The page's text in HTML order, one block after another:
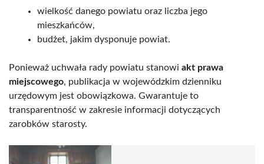
wielkość danego powiatu oraz liczba jego
mieszkańców,
budżet, jakim dysponuje powiat.
Ponieważ uchwała rady powiatu stanowi akt prawa
miejscowego, publikacja w wojewódzkim dzienniku
urzędowym jest obowiązkowa. Gwarantuje to
transparentność w zakresie informacji dotyczących
zarobków starosty.